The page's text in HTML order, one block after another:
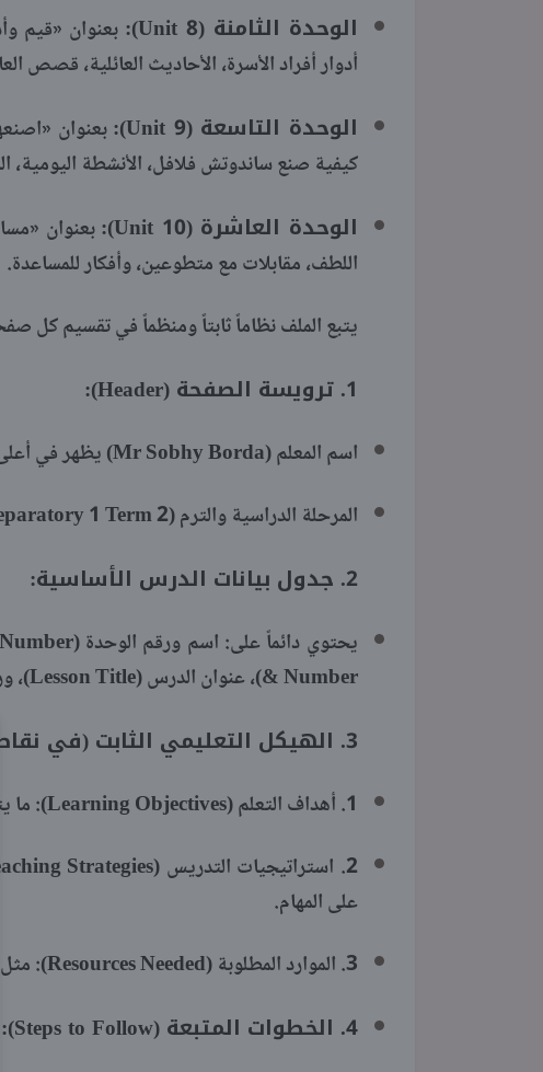
الوحدة الثامنة (Unit 8):
أدوار أفراد الأسرة، الأحاديث العائلية، قصص
الوحدة التاسعة (Unit 9):
كيفية صنع ساندوتش فلافل، الأنشطة اليومية،
الوحدة العاشرة (Unit 10):
اللطف، مقابلات مع متطوعين، وأفكار للمساعدة.
يتبع الملف نظاماً ثابتاً ومنظماً في تقسيم كل
1. ترويسة الصفحة (Header):
اسم المعلم (Mr Sobhy Borda) يظهر في أعلى أغلب الصفحات.
المرحلة الدراسية والترم (Preparatory 1 Term 2).
2. جدول بيانات الدرس الأساسية:
& Number)، عنوان الدرس (Lesson Title)، ورقم الصفحة في كتاب الطالب (Page Number).
3. الهيكل التعليمي الثابت (في نقاط مرقمة):
1. أهداف التعلم (Learning Objectives): ما يتوقع من الطالب تحقيقه بنهاية الدرس.
على المهام.
3. الموارد المطلوبة (Resources Needed): مثل كتاب الطالب، السبورة البيضاء، أو صور توضيحية.
4. الخطوات المتبعة (Steps to Follow):